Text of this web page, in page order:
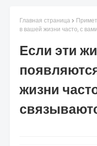
Главная страница
в вашей жизни часто, с
Если эти
жизни